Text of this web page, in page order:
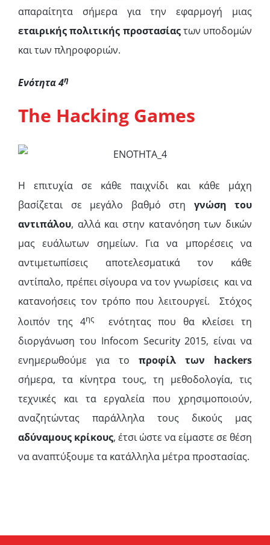
απαραίτητα σήμερα για την εφαρμογή μιας
εταιρικής πολιτικής προστασίαςτων υποδομών
και των πληροφοριών.
Ενότητα 4η
The Hacking Games
Η επιτυχία σε κάθε παιχνίδι και κάθε μάχη
βασίζεται σε μεγάλο βαθμό στη γνώση του
αντιπάλου, αλλά και στην κατανόηση των δικών
μας ευάλωτων σημείων. Για να μπορέσεις να
αντιμετωπίσεις αποτελεσματικά τον κάθε
αντίπαλο, πρέπει σίγουρα να τον γνωρίσεις και να
κατανοήσεις τον τρόπο που λειτουργεί. Στόχος
λοιπόν της 4ηςενότητας που θα κλείσει τη
διοργάνωση του Infocom Security 2015, είναι να
ενημερωθούμε για το προφίλ των hackers
σήμερα, τα κίνητρα τους, τη μεθοδολογία, τις
τεχνικές και τα εργαλεία που χρησιμοποιούν,
αναζητώντας παράλληλα τους δικούς μας
αδύναμους κρίκους, έτσι ώστε να είμαστε σε θέση
να αναπτύξουμε τα κατάλληλα μέτρα προστασίας.